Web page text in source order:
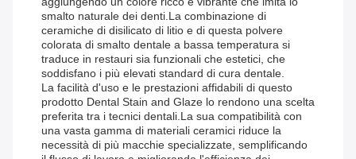
smalto naturale dei denti.La combinazione di
ceramiche di disilicato di litio e di questa polvere
colorata di smalto dentale a bassa temperatura si
traduce in restauri sia funzionali che estetici, che
soddisfano i più elevati standard di cura dentale.
La facilità d'uso e le prestazioni affidabili di questo
prodotto Dental Stain and Glaze lo rendono una scelta
preferita tra i tecnici dentali.La sua compatibilità con
una vasta gamma di materiali ceramici riduce la
necessità di più macchie specializzate, semplificando